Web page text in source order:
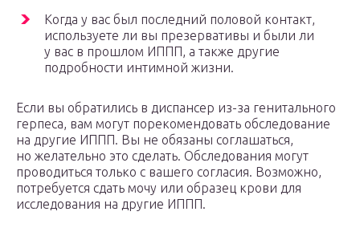
Когда у вас был последний половой контакт,
используете ли вы презервативы и были ли
у вас в прошлом ИППП, а также другие
подробности интимной жизни.
Если вы обратились в диспансер из-за генитального
герпеса, вам могут порекомендовать обследование
на другие ИППП. Вы не обязаны соглашаться,
но желательно это сделать. Обследования могут
проводиться только с вашего согласия. Возможно,
потребуется сдать мочу или образец крови для
исследования на другие ИППП.